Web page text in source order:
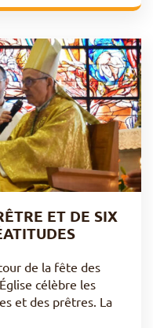
ET DE SIX
de la fête des
célèbre les
et des prêtres. La